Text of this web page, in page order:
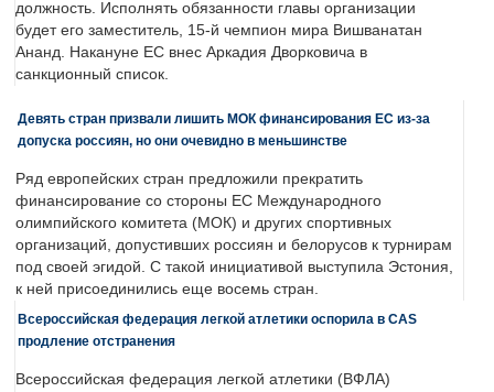
должность. Исполнять обязанности главы организации
будет его заместитель, 15-й чемпион мира Вишванатан
Ананд. Накануне ЕС внес Аркадия Дворковича в
санкционный список.
Девять стран призвали лишить МОК финансирования ЕС из-за
допуска россиян, но они очевидно в меньшинстве
Ряд европейских стран предложили прекратить
финансирование со стороны ЕС Международного
олимпийского комитета (МОК) и других спортивных
организаций, допустивших россиян и белорусов к турнирам
под своей эгидой. С такой инициативой выступила Эстония,
к ней присоединились еще восемь стран.
Всероссийская федерация легкой атлетики оспорила в CAS
продление отстранения
Всероссийская федерация легкой атлетики (ВФЛА)